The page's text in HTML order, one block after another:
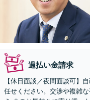
過払い金請求
【休日面談／夜間面談可】
任せください。交渉や複雑